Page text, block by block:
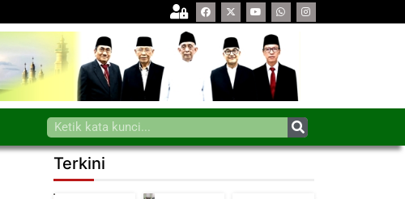
Terkini